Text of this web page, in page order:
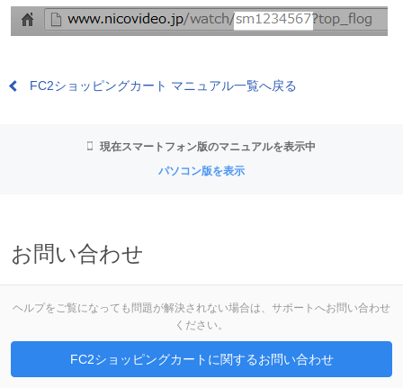
FC2ショッピングカート マニュアル一覧へ戻る
現在スマートフォン版のマニュアルを表示中
パソコン版を表示
お問い合わせ
ヘルプをご覧になっても問題が解決されない場合は、サポートへお問い合わせ
ください。
FC2ショッピングカートに関するお問い合わせ